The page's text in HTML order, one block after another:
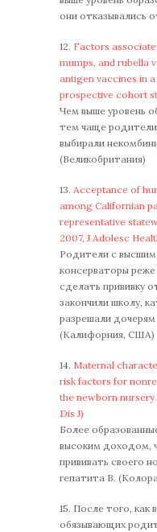
они отказывались
12. Factors
mumps, and rubella
antigen vaccines in
prospective cohort
Чем выше уровень
тем чаще родители
выбирали
(Великобритания)
13. Acceptance of
among Californian
representative
2007, J Adolesc
Родители с
консерваторы
сделать прививку
закончили школу,
разрешали дочерям
(Калифорния, США)
14. Maternal
risk factors for
the newborn
Dis J)
Более
высоким доходом,
прививать своего
гепатита В.
15. После того, как
обязывающих